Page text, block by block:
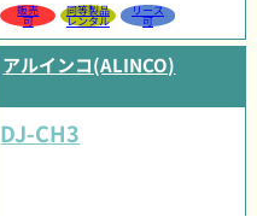
販売
可
同等製品
レンタル
リース
可
アルインコ(ALINCO)
DJ-CH3